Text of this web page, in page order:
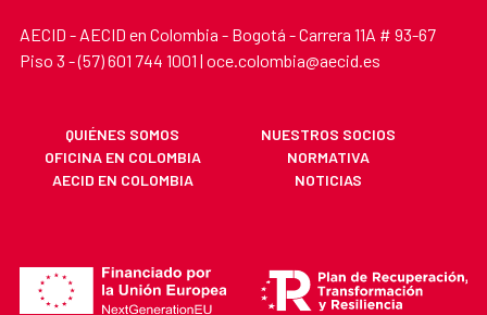
AECID - AECID en Colombia - Bogotá - Carrera 11A # 93-67
Piso 3 - (57) 601 744 1001 | oce.colombia@aecid.es
QUIÉNES SOMOS
NUESTROS SOCIOS
OFICINA EN COLOMBIA
NORMATIVA
AECID EN COLOMBIA
NOTICIAS